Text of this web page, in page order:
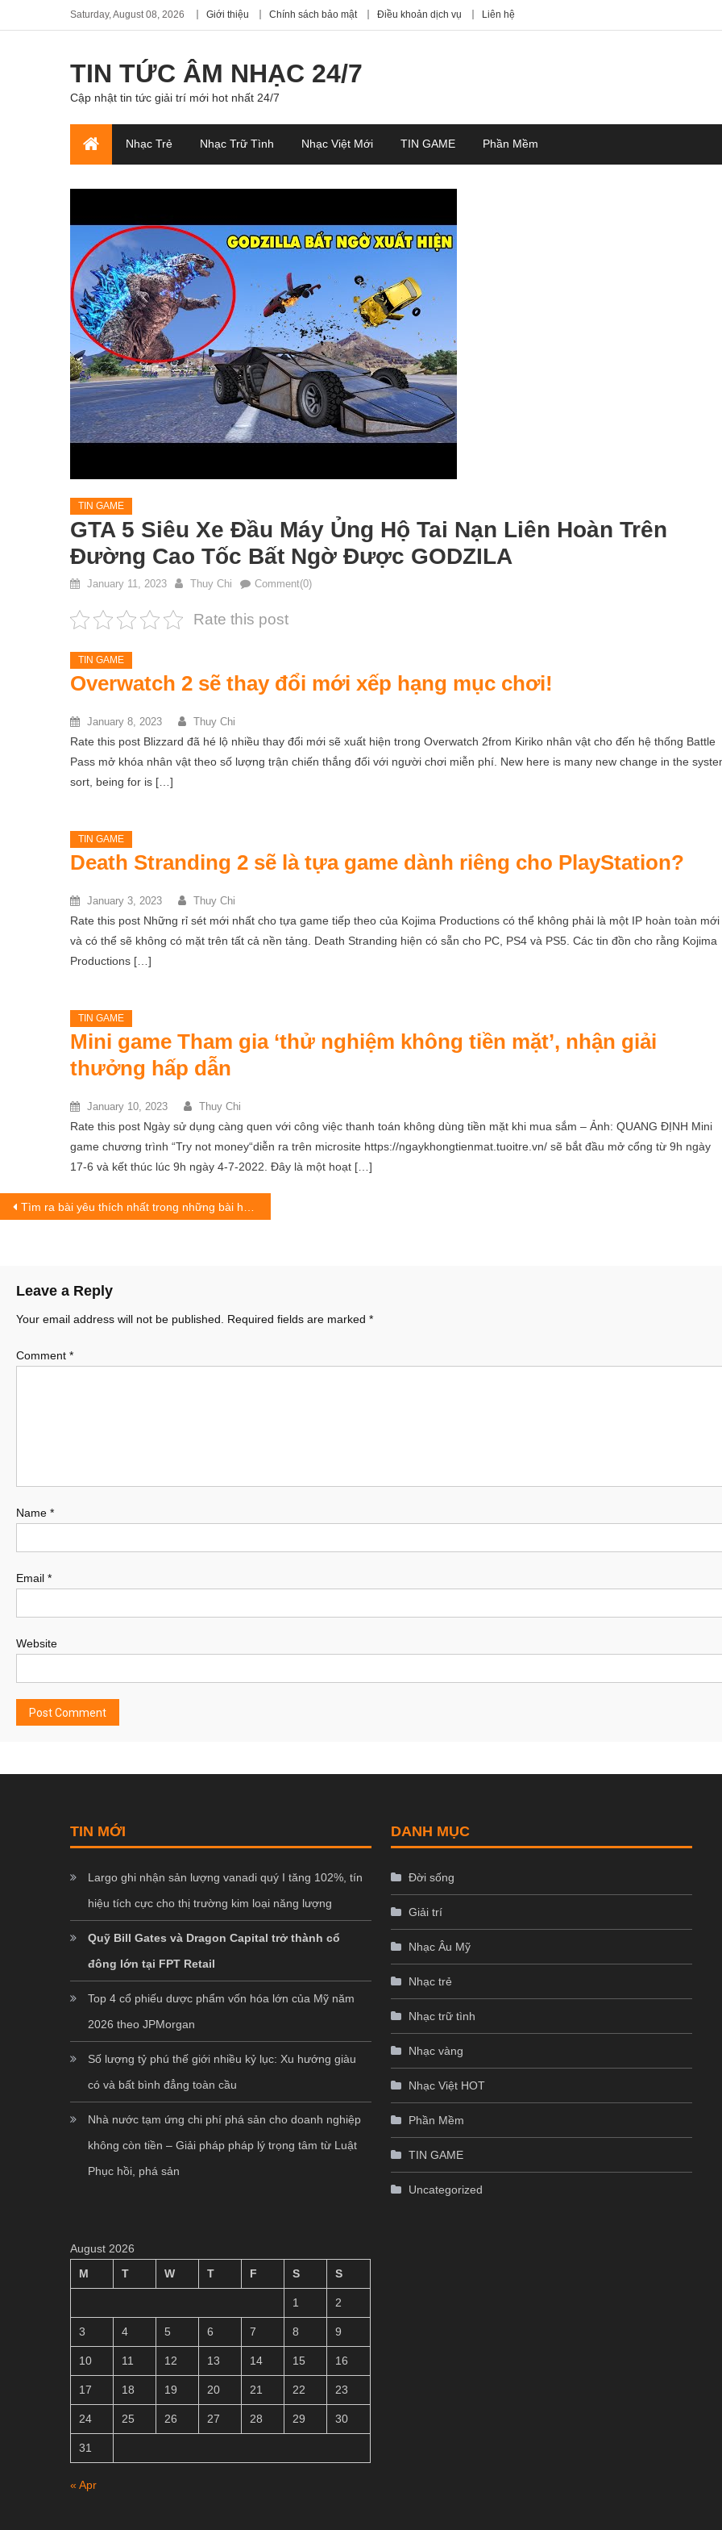
Saturday, August 08, 2026 Giới thiệu Chính sách bảo mật Điều khoản dịch vụ Liên hệ
TIN TỨC ÂM NHẠC 24/7
Cập nhật tin tức giải trí mới hot nhất 24/7
Nhạc Trẻ Nhạc Trữ Tình Nhạc Việt Mới TIN GAME Phần Mềm
TIN GAME
GTA 5 Siêu Xe Đầu Máy Ủng Hộ Tai Nạn Liên Hoàn Trên
Đường Cao Tốc Bất Ngờ Được GODZILA
January 11, 2023 Thuy Chi Comment(0)
Rate this post
TIN GAME
Overwatch 2 sẽ thay đổi mới xếp hạng mục chơi!
January 8, 2023 Thuy Chi
Rate this post Blizzard đã hé lộ nhiều thay đổi mới sẽ xuất hiện trong Overwatch 2from Kiriko nhân vật cho đến hệ thống Battle
Pass mở khóa nhân vật theo số lượng trận chiến thắng đối với người chơi miễn phí. New here is many new change in the
sort, being for is […]
TIN GAME
Death Stranding 2 sẽ là tựa game dành riêng cho PlayStation?
January 3, 2023 Thuy Chi
Rate this post Những rỉ sét mới nhất cho tựa game tiếp theo của Kojima Productions có thể không phải là một IP hoàn toàn mới
và có thể sẽ không có mặt trên tất cả nền tảng. Death Stranding hiện có sẵn cho PC, PS4 và PS5. Các tin đồn cho rằng Kojima
Productions […]
TIN GAME
Mini game Tham gia ‘thử nghiệm không tiền mặt’, nhận giải
thưởng hấp dẫn
January 10, 2023 Thuy Chi
Rate this post Ngày sử dụng càng quen với công việc thanh toán không dùng tiền mặt khi mua sắm – Ảnh: QUANG ĐỊNH Mini
game chương trình “Try not money“diễn ra trên microsite https://ngaykhongtienmat.tuoitre.vn/ sẽ bắt đầu mở cổng từ 9h ngày
17-6 và kết thúc lúc 9h ngày 4-7-2022. Đây là một hoạt […]
Post
Tìm ra bài yêu thích nhất trong những bài hát tiếng anh hay nhất về tình yêu
Leave a Reply
Your email address will not be published. Required fields are marked *
Comment *
Name *
Email *
Website
TIN MỚI
Largo ghi nhận sản lượng vanadi quý I tăng 102%, tín
hiệu tích cực cho thị trường kim loại năng lượng
Quỹ Bill Gates và Dragon Capital trở thành cổ
đông lớn tại FPT Retail
Top 4 cổ phiếu dược phẩm vốn hóa lớn của Mỹ năm
2026 theo JPMorgan
Số lượng tỷ phú thế giới nhiều kỷ lục: Xu hướng giàu
có và bất bình đẳng toàn cầu
Nhà nước tạm ứng chi phí phá sản cho doanh nghiệp
không còn tiền – Giải pháp pháp lý trọng tâm từ Luật
Phục hồi, phá sản
DANH MỤC
Đời sống
Giải trí
Nhạc Âu Mỹ
Nhạc trẻ
Nhạc trữ tình
Nhạc vàng
Nhạc Việt HOT
Phần Mềm
TIN GAME
Uncategorized
August 2026
M
T W T F S S
1 2
3 4 5 6 7 8 9
10 11 12 13 14 15 16
17 18 19 20 21 22 23
24 25 26 27 28 29 30
31
« Apr